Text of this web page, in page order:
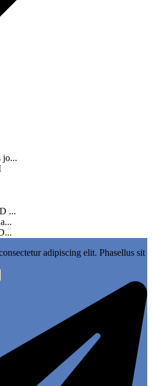
jo...
...
adipiscing elit. Phasellus sit